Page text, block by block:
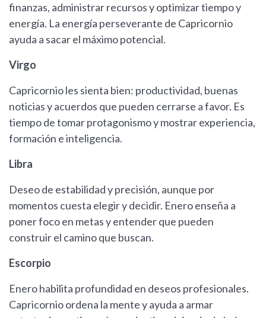
finanzas, administrar recursos y optimizar tiempo y
energía. La energía perseverante de Capricornio
ayuda a sacar el máximo potencial.
Virgo
Capricornio les sienta bien: productividad, buenas
noticias y acuerdos que pueden cerrarse a favor. Es
tiempo de tomar protagonismo y mostrar experiencia,
formación e inteligencia.
Libra
Deseo de estabilidad y precisión, aunque por
momentos cuesta elegir y decidir. Enero enseña a
poner foco en metas y entender que pueden
construir el camino que buscan.
Escorpio
Enero habilita profundidad en deseos profesionales.
Capricornio ordena la mente y ayuda a armar